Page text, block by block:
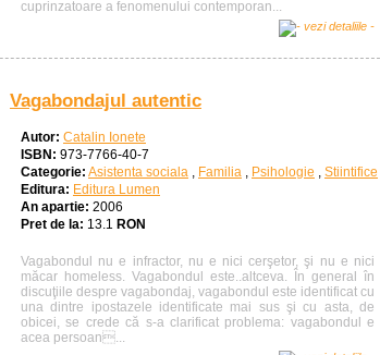
cuprinzatoare a fenomenului contemporan...
Vagabondajul autentic
Autor: Catalin Ionete
ISBN: 973-7766-40-7
Categorie: Asistenta sociala , Familia , Psihologie , Stiintifice
Editura: Editura Lumen
An apartie: 2006
Pret de la: 13.1 RON
Vagabondul nu e infractor, nu e nici cerşetor, şi nu e nici
măcar homeless. Vagabondul este..altceva. În general în
discuţiile despre vagabondaj, vagabondul este identificat cu
una dintre ipostazele identificate mai sus şi cu asta, de
obicei, se crede că s-a clarificat problema: vagabondul e
acea persoan...